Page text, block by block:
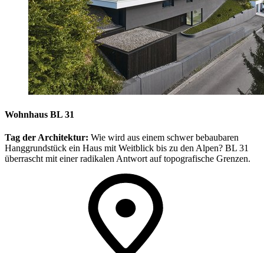
Wohnhaus BL 31
Tag der Architektur: Wie wird aus einem schwer bebaubaren
Hanggrundstück ein Haus mit Weitblick bis zu den Alpen? BL 31
überrascht mit einer radikalen Antwort auf topografische Grenzen.